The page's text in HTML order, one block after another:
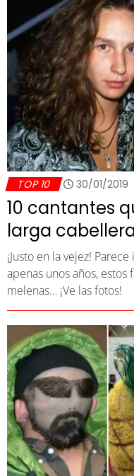
TOP 10 30/01/2019
10 cantantes
larga
¡Justo en la vejez!
apenas unos años, estos
melenas… ¡Ve las fotos!